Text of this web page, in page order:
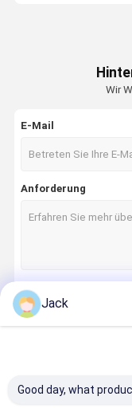
Wir
E-Mail
Anforderung
Jack
Good day, what